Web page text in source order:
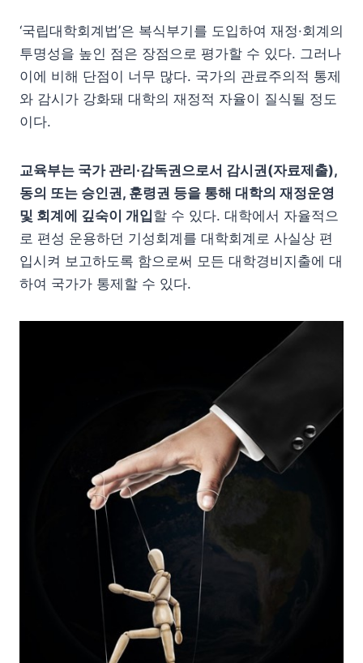
‘국립대학회계법’은 복식부기를 도입하여 재정·회계의
투명성을 높인 점은 장점으로 평가할 수 있다. 그러나
이에 비해 단점이 너무 많다. 국가의 관료주의적 통제
와 감시가 강화돼 대학의 재정적 자율이 질식될 정도
이다.
교육부는 국가 관리·감독권으로서 감시권(자료제출),
동의 또는 승인권, 훈령권 등을 통해 대학의 재정운영
및 회계에 깊숙이 개입할 수 있다. 대학에서 자율적으
로 편성 운용하던 기성회계를 대학회계로 사실상 편
입시켜 보고하도록 함으로써 모든 대학경비지출에 대
하여 국가가 통제할 수 있다.